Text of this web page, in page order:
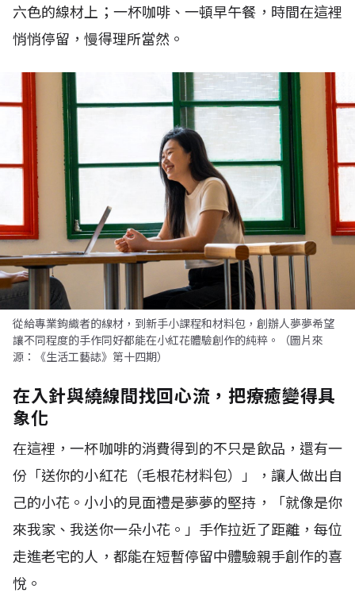
六色的線材上；一杯咖啡、一頓早午餐，時間在這裡
悄悄停留，慢得理所當然。
從給專業鉤織者的線材，到新手小課程和材料包，創辦人夢夢希望
讓不同程度的手作同好都能在小紅花體驗創作的純粹。（圖片來
源：《生活工藝誌》第十四期）
在入針與繞線間找回心流，把療癒變得具
象化
在這裡，一杯咖啡的消費得到的不只是飲品，還有一
份「送你的小紅花（毛根花材料包）」，讓人做出自
己的小花。小小的見面禮是夢夢的堅持，「就像是你
來我家、我送你一朵小花。」手作拉近了距離，每位
走進老宅的人，都能在短暫停留中體驗親手創作的喜
悅。